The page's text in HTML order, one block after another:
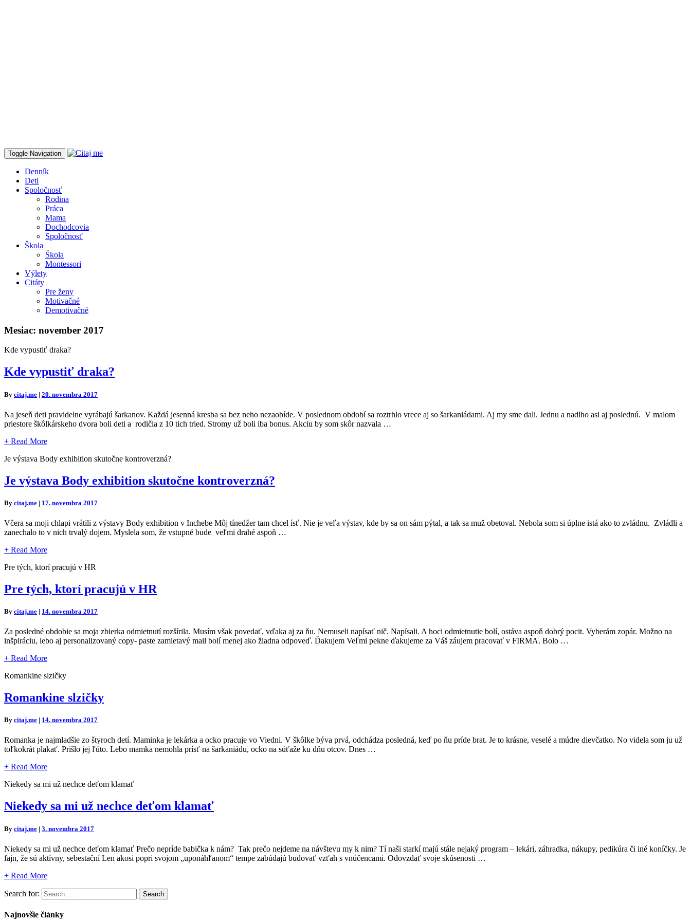
Toggle Navigation
Denník
Deti
Spoločnosť
Rodina
Práca
Mama
Dochodcovia
Spoločnosť
Škola
Škola
Montessori
Výlety
Citáty
Pre ženy
Motivačné
Demotivačné
Mesiac: november 2017
Kde vypustiť draka?
Kde vypustiť draka?
By citaj.me | 20. novembra 2017
Na jeseň deti pravidelne vyrábajú šarkanov. Každá jesenná kresba sa bez neho nezaobíde. V poslednom období sa roztrhlo vrece aj so šarkaniádami. Aj my sme dali. Jednu a nadlho asi aj poslednú. V malom
priestore škôlkárskeho dvora boli deti a rodičia z 10 tich tried. Stromy už boli iba bonus. Akciu by som skôr nazvala …
+ Read More
Je výstava Body exhibition skutočne kontroverzná?
Je výstava Body exhibition skutočne kontroverzná?
By citaj.me | 17. novembra 2017
Včera sa moji chlapi vrátili z výstavy Body exhibition v Inchebe Môj tínedžer tam chcel ísť. Nie je veľa výstav, kde by sa on sám pýtal, a tak sa muž obetoval. Nebola som si úplne istá ako to zvládnu. Zvládli a
zanechalo to v nich trvalý dojem. Myslela som, že vstupné bude veľmi drahé aspoň …
+ Read More
Pre tých, ktorí pracujú v HR
Pre tých, ktorí pracujú v HR
By citaj.me | 14. novembra 2017
Za posledné obdobie sa moja zbierka odmietnutí rozšírila. Musím však povedať, vďaka aj za ňu. Nemuseli napísať nič. Napísali. A hoci odmietnutie bolí, ostáva aspoň dobrý pocit. Vyberám zopár. Možno na
inšpiráciu, lebo aj personalizovaný copy- paste zamietavý mail bolí menej ako žiadna odpoveď. Ďakujem Veľmi pekne ďakujeme za Váš záujem pracovať v FIRMA. Bolo …
+ Read More
Romankine slzičky
Romankine slzičky
By citaj.me | 14. novembra 2017
Romanka je najmladšie zo štyroch detí. Maminka je lekárka a ocko pracuje vo Viedni. V škôlke býva prvá, odchádza posledná, keď po ňu príde brat. Je to krásne, veselé a múdre dievčatko. No videla som ju už
toľkokrát plakať. Prišlo jej ľúto. Lebo mamka nemohla prísť na šarkaniádu, ocko na súťaže ku dňu otcov. Dnes …
+ Read More
Niekedy sa mi už nechce deťom klamať
Niekedy sa mi už nechce deťom klamať
By citaj.me | 3. novembra 2017
Niekedy sa mi už nechce deťom klamať Prečo nepríde babička k nám? Tak prečo nejdeme na návštevu my k nim? Tí naši starkí majú stále nejaký program – lekári, záhradka, nákupy, pedikúra či iné koníčky. Je
fajn, že sú aktívny, sebestační Len akosi popri svojom „uponáhľanom“ tempe zabúdajú budovať vzťah s vnúčencami. Odovzdať svoje skúsenosti …
+ Read More
Search for: Search
Najnovšie články